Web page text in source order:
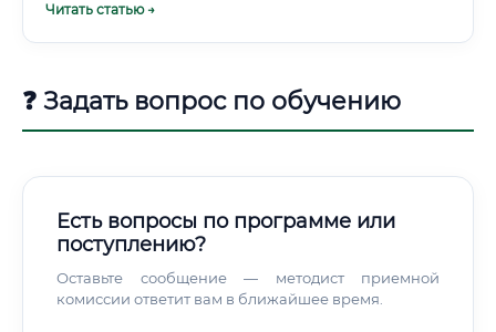
инженерия, аналитика и управление данными. ⚡
Читать статью →
❓ Задать вопрос по обучению
Есть вопросы по программе или
поступлению?
Оставьте сообщение — методист приемной
комиссии ответит вам в ближайшее время.